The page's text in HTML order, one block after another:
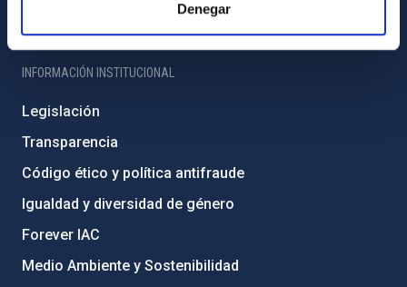
Denegar
INFORMACIÓN INSTITUCIONAL
Legislación
Transparencia
Código ético y política antifraude
Igualdad y diversidad de género
Forever IAC
Medio Ambiente y Sostenibilidad